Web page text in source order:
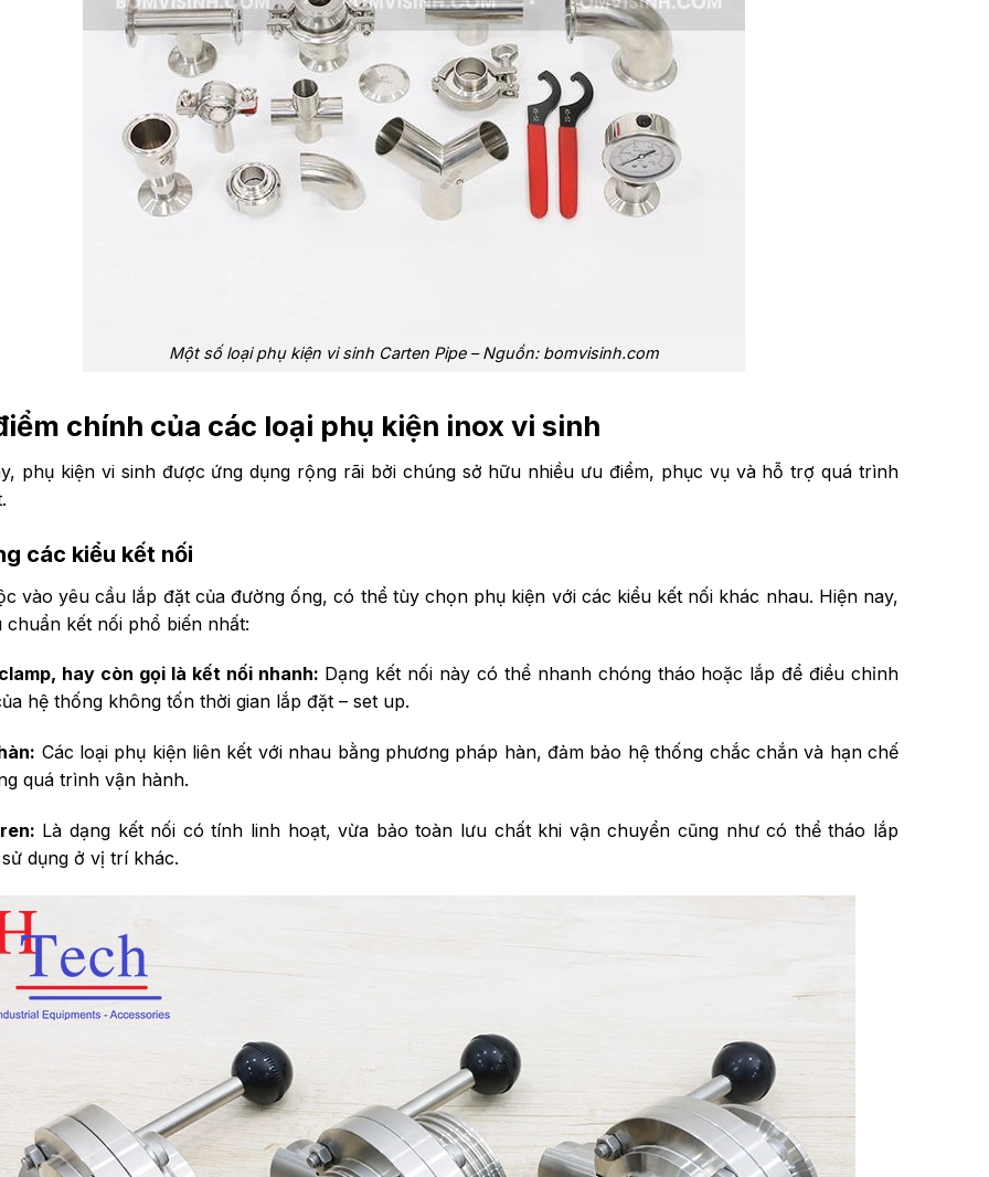
Một số loại phụ kiện vi sinh Carten Pipe – Nguồn: bomvisinh.com
chính của các loại phụ kiện inox vi sinh
phụ kiện vi sinh được ứng dụng rộng rãi bởi chúng sở hữu nhiều ưu điểm, phục vụ và hỗ trợ quá trình
các kiểu kết nối
vào yêu cầu lắp đặt của đường ống, có thể tùy chọn phụ kiện với các kiểu kết nối khác nhau. Hiện nay,
chuẩn kết nối phổ biến nhất:
hay còn gọi là kết nối nhanh: Dạng kết nối này có thể nhanh chóng tháo hoặc lắp để điều chỉnh
hệ thống không tốn thời gian lắp đặt – set up.
Các loại phụ kiện liên kết với nhau bằng phương pháp hàn, đảm bảo hệ thống chắc chắn và hạn chế
quá trình vận hành.
Là dạng kết nối có tính linh hoạt, vừa bảo toàn lưu chất khi vận chuyển cũng như có thể tháo lắp
dụng ở vị trí khác.